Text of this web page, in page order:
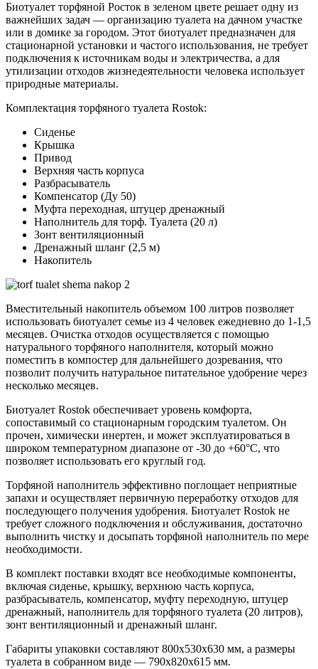
Биотуалет торфяной Росток в зеленом цвете решает одну из
важнейших задач — организацию туалета на дачном участке
или в домике за городом. Этот биотуалет предназначен для
стационарной установки и частого использования, не требует
подключения к источникам воды и электричества, а для
утилизации отходов жизнедеятельности человека использует
природные материалы.
Комплектация торфяного туалета Rostok:
Сиденье
Крышка
Привод
Верхняя часть корпуса
Разбрасыватель
Компенсатор (Ду 50)
Муфта переходная, штуцер дренажный
Наполнитель для торф. Туалета (20 л)
Зонт вентиляционный
Дренажный шланг (2,5 м)
Накопитель
Вместительный накопитель объемом 100 литров позволяет
использовать биотуалет семье из 4 человек ежедневно до 1-1,5
месяцев. Очистка отходов осуществляется с помощью
натурального торфяного наполнителя, который можно
поместить в компостер для дальнейшего дозревания, что
позволит получить натуральное питательное удобрение через
несколько месяцев.
Биотуалет Rostok обеспечивает уровень комфорта,
сопоставимый со стационарным городским туалетом. Он
прочен, химически инертен, и может эксплуатироваться в
широком температурном диапазоне от -30 до +60°C, что
позволяет использовать его круглый год.
Торфяной наполнитель эффективно поглощает неприятные
запахи и осуществляет первичную переработку отходов для
последующего получения удобрения. Биотуалет Rostok не
требует сложного подключения и обслуживания, достаточно
выполнить чистку и досыпать торфяной наполнитель по мере
необходимости.
В комплект поставки входят все необходимые компоненты,
включая сиденье, крышку, верхнюю часть корпуса,
разбрасыватель, компенсатор, муфту переходную, штуцер
дренажный, наполнитель для торфяного туалета (20 литров),
зонт вентиляционный и дренажный шланг.
Габариты упаковки составляют 800х530х630 мм, а размеры
туалета в собранном виде — 790х820х615 мм.